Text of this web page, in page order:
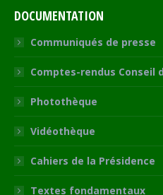
DOCUMENTATION
Communiqués de presse
Comptes-rendus Conseil
Photothèque
Vidéothèque
Cahiers de la Présidence
Textes fondamentaux